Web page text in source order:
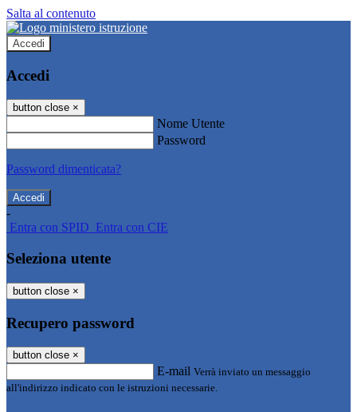
Salta al contenuto
Accedi
Accedi
button close ×
Nome Utente
Password
Password dimenticata?
-
Entra con SPID Entra con CIE
Seleziona utente
button close ×
Recupero password
button close ×
E-mail Verrà inviato un messaggio
all'indirizzo indicato con le istruzioni necessarie.